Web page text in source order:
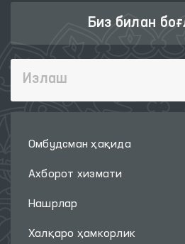
Биз билан
Омбудсман ҳақида
Ахборот хизмати
Нашрлар
Халқаро ҳамкорлик